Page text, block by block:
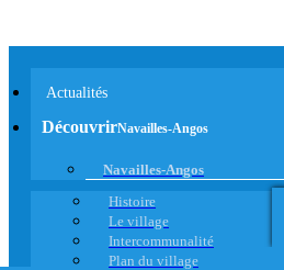
Actualités
DécouvrirNavailles-Angos
Navailles-Angos
Histoire
Le village
Intercommunalité
Plan du village